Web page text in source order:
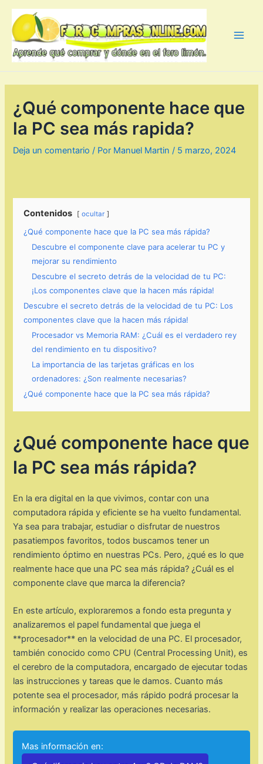
contenido
¿Qué componente hace que
la PC sea más rapida?
Deja un comentario / Por Manuel Martin / 5 marzo, 2024
Contenidos ocultar
¿Qué componente hace que la PC sea más rápida?
Descubre el componente clave para acelerar tu PC y
mejorar su rendimiento
Descubre el secreto detrás de la velocidad de tu PC:
¡Los componentes clave que la hacen más rápida!
Descubre el secreto detrás de la velocidad de tu PC: Los
componentes clave que la hacen más rápida!
Procesador vs Memoria RAM: ¿Cuál es el verdadero rey
del rendimiento en tu dispositivo?
La importancia de las tarjetas gráficas en los
ordenadores: ¿Son realmente necesarias?
¿Qué componente hace que la PC sea más rápida?
¿Qué componente hace que
la PC sea más rápida?
En la era digital en la que vivimos, contar con una
computadora rápida y eficiente se ha vuelto fundamental.
Ya sea para trabajar, estudiar o disfrutar de nuestros
pasatiempos favoritos, todos buscamos tener un
rendimiento óptimo en nuestras PCs. Pero, ¿qué es lo que
realmente hace que una PC sea más rápida? ¿Cuál es el
componente clave que marca la diferencia?
En este artículo, exploraremos a fondo esta pregunta y
analizaremos el papel fundamental que juega el
**procesador** en la velocidad de una PC. El procesador,
también conocido como CPU (Central Processing Unit), es
el cerebro de la computadora, encargado de ejecutar todas
las instrucciones y tareas que le damos. Cuanto más
potente sea el procesador, más rápido podrá procesar la
información y realizar las operaciones necesarias.
Mas información en: